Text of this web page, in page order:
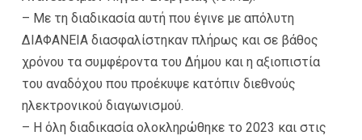
– Με τη διαδικασία αυτή που έγινε με απόλυτη
ΔΙΑΦΑΝΕΙΑ διασφαλίστηκαν πλήρως και σε βάθος
χρόνου τα συμφέροντα του Δήμου και η αξιοπιστία
του αναδόχου που προέκυψε κατόπιν διεθνούς
ηλεκτρονικού διαγωνισμού.
– Η όλη διαδικασία ολοκληρώθηκε το 2023 και στις